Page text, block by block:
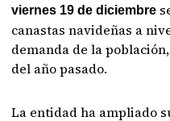
viernes 19 de diciembre
canastas navideñas a
demanda de la
del año pasado.
La entidad ha ampliado